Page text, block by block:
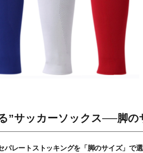
べる”サッカーソックス──脚
パレートストッキングを「脚のサイズ」で